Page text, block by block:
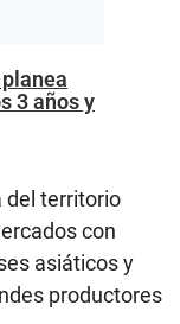
3 años y
del territorio
con
asiáticos y
productores